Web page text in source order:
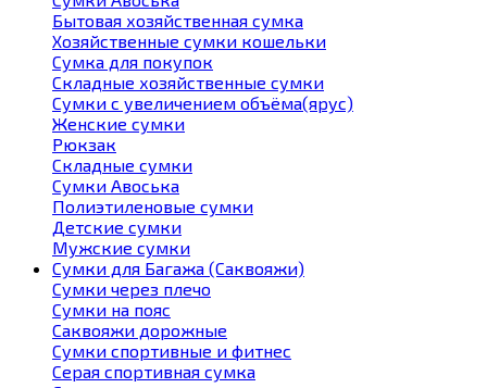
Бытовая хозяйственная сумка
Хозяйственные сумки кошельки
Сумка для покупок
Складные хозяйственные сумки
Сумки с увеличением объёма(ярус)
Женские сумки
Рюкзак
Складные сумки
Сумки Авоська
Полиэтиленовые сумки
Детские сумки
Мужские сумки
Сумки для Багажа (Саквояжи)
Сумки через плечо
Сумки на пояс
Саквояжи дорожные
Сумки спортивные и фитнес
Серая спортивная сумка